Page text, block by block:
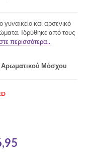
και αρσενικό
Ιδρύθηκε από τους
περισσότερα..
Μόσχου